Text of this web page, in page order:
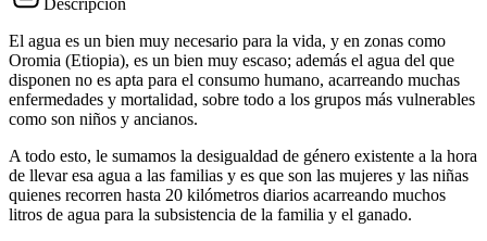
Descripción
El agua es un bien muy necesario para la vida, y en zonas como
Oromia (Etiopia), es un bien muy escaso; además el agua del que
disponen no es apta para el consumo humano, acarreando muchas
enfermedades y mortalidad, sobre todo a los grupos más vulnerables
como son niños y ancianos.
A todo esto, le sumamos la desigualdad de género existente a la hora
de llevar esa agua a las familias y es que son las mujeres y las niñas
quienes recorren hasta 20 kilómetros diarios acarreando muchos
litros de agua para la subsistencia de la familia y el ganado.